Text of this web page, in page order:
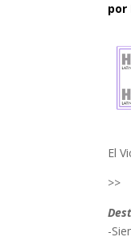
por
El
>>
-